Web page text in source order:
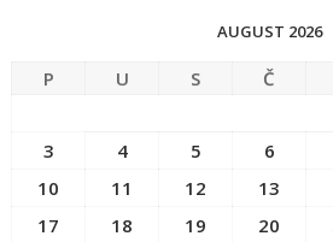
AUGUST 2026
P U S Č
3
4 5 6
10
11 12 13
17
18 19 20